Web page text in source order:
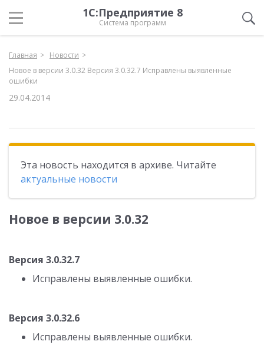
1С:Предприятие 8
Система программ
Главная
Новости
Новое в версии 3.0.32 Версия 3.0.32.7 Исправлены выявленные
ошибки
29.04.2014
Эта новость находится в архиве. Читайте
актуальные новости
Новое в версии 3.0.32
Версия 3.0.32.7
Исправлены выявленные ошибки.
Версия 3.0.32.6
Исправлены выявленные ошибки.